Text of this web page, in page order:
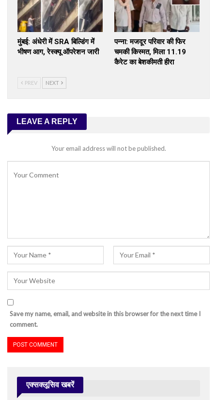
मुंबई: अंधेरी में SRA बिल्डिंग में
भीषण आग, रेस्क्यू ऑपरेशन जारी
पन्ना: मजदूर परिवार की फिर
चमकी किस्मत, मिला 11.19
कैरेट का बेशकीमती हीरा
PREV NEXT
LEAVE A REPLY
Your email address will not be published.
Save my name, email, and website in this browser for the next time I
comment.
एक्सक्लूसिव खबरें